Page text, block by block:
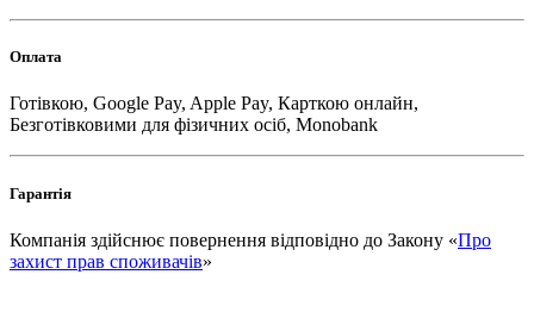
Оплата
Готівкою, Google Pay, Apple Pay, Карткою онлайн,
Безготівковими для фізичних осіб, Monobank
Гарантія
Компанія здійснює повернення відповідно до Закону «Про
захист прав споживачів»